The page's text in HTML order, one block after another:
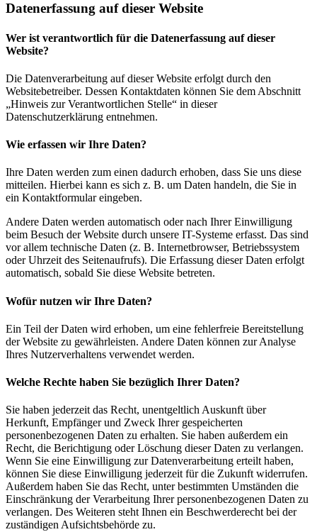
Datenerfassung auf dieser Website
Wer ist verantwortlich für die Datenerfassung auf dieser
Website?
Die Datenverarbeitung auf dieser Website erfolgt durch den
Websitebetreiber. Dessen Kontaktdaten können Sie dem Abschnitt
„Hinweis zur Verantwortlichen Stelle“ in dieser
Datenschutzerklärung entnehmen.
Wie erfassen wir Ihre Daten?
Ihre Daten werden zum einen dadurch erhoben, dass Sie uns diese
mitteilen. Hierbei kann es sich z. B. um Daten handeln, die Sie in
ein Kontaktformular eingeben.
Andere Daten werden automatisch oder nach Ihrer Einwilligung
beim Besuch der Website durch unsere IT-Systeme erfasst. Das sind
vor allem technische Daten (z. B. Internetbrowser, Betriebssystem
oder Uhrzeit des Seitenaufrufs). Die Erfassung dieser Daten erfolgt
automatisch, sobald Sie diese Website betreten.
Wofür nutzen wir Ihre Daten?
Ein Teil der Daten wird erhoben, um eine fehlerfreie Bereitstellung
der Website zu gewährleisten. Andere Daten können zur Analyse
Ihres Nutzerverhaltens verwendet werden.
Welche Rechte haben Sie bezüglich Ihrer Daten?
Sie haben jederzeit das Recht, unentgeltlich Auskunft über
Herkunft, Empfänger und Zweck Ihrer gespeicherten
personenbezogenen Daten zu erhalten. Sie haben außerdem ein
Recht, die Berichtigung oder Löschung dieser Daten zu verlangen.
Wenn Sie eine Einwilligung zur Datenverarbeitung erteilt haben,
können Sie diese Einwilligung jederzeit für die Zukunft widerrufen.
Außerdem haben Sie das Recht, unter bestimmten Umständen die
Einschränkung der Verarbeitung Ihrer personenbezogenen Daten zu
verlangen. Des Weiteren steht Ihnen ein Beschwerderecht bei der
zuständigen Aufsichtsbehörde zu.